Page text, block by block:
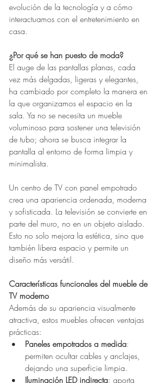
evolución de la tecnología y a cómo
interactuamos con el entretenimiento en
casa.
¿Por qué se han puesto de moda?
El auge de las pantallas planas, cada
vez más delgadas, ligeras y elegantes,
ha cambiado por completo la manera en
la que organizamos el espacio en la
sala. Ya no se necesita un mueble
voluminoso para sostener una televisión
de tubo; ahora se busca integrar la
pantalla al entorno de forma limpia y
minimalista.
Un centro de TV con panel empotrado
crea una apariencia ordenada, moderna
y sofisticada. La televisión se convierte en
parte del muro, no en un objeto aislado.
Esto no solo mejora la estética, sino que
también libera espacio y permite un
diseño más versátil.
Características funcionales del mueble de
TV moderno
Además de su apariencia visualmente
atractiva, estos muebles ofrecen ventajas
prácticas:
Paneles empotrados a medida:
permiten ocultar cables y anclajes,
dejando una superficie limpia.
Iluminación LED indirecta: aporta